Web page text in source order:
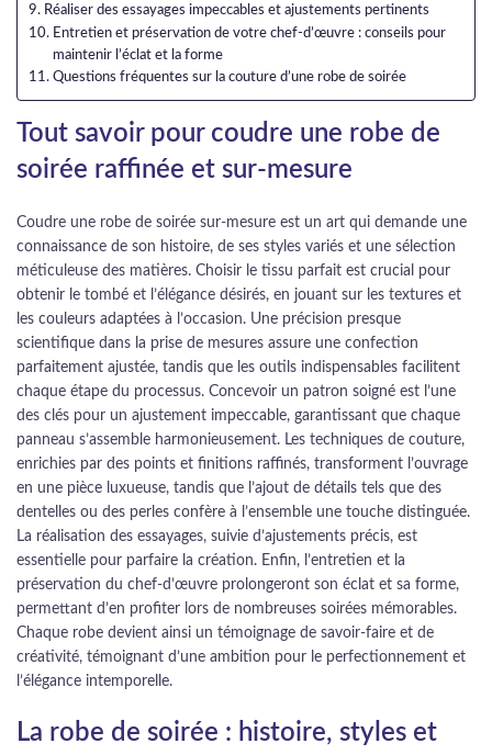
Réaliser des essayages impeccables et ajustements pertinents
Entretien et préservation de votre chef-d’œuvre : conseils pour
maintenir l’éclat et la forme
Questions fréquentes sur la couture d’une robe de soirée
Tout savoir pour coudre une robe de
soirée raffinée et sur-mesure
Coudre une robe de soirée sur-mesure est un art qui demande une
connaissance de son histoire, de ses styles variés et une sélection
méticuleuse des matières. Choisir le tissu parfait est crucial pour
obtenir le tombé et l’élégance désirés, en jouant sur les textures et
les couleurs adaptées à l’occasion. Une précision presque
scientifique dans la prise de mesures assure une confection
parfaitement ajustée, tandis que les outils indispensables facilitent
chaque étape du processus. Concevoir un patron soigné est l’une
des clés pour un ajustement impeccable, garantissant que chaque
panneau s’assemble harmonieusement. Les techniques de couture,
enrichies par des points et finitions raffinés, transforment l’ouvrage
en une pièce luxueuse, tandis que l’ajout de détails tels que des
dentelles ou des perles confère à l’ensemble une touche distinguée.
La réalisation des essayages, suivie d’ajustements précis, est
essentielle pour parfaire la création. Enfin, l’entretien et la
préservation du chef-d’œuvre prolongeront son éclat et sa forme,
permettant d’en profiter lors de nombreuses soirées mémorables.
Chaque robe devient ainsi un témoignage de savoir-faire et de
créativité, témoignant d’une ambition pour le perfectionnement et
l’élégance intemporelle.
La robe de soirée : histoire, styles et